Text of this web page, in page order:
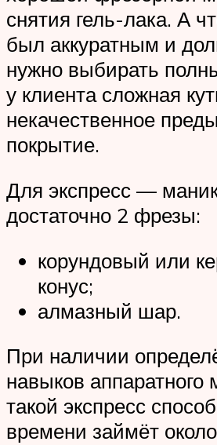
снятия гель-лака. А
был аккуратным и
нужно выбирать
у клиента сложная
некачественное
покрытие.
Для экспресс —
достаточно 2 фрезы:
корундовый или
конус;
алмазный шар.
При наличии
навыков аппаратного
такой экспресс
времени займёт